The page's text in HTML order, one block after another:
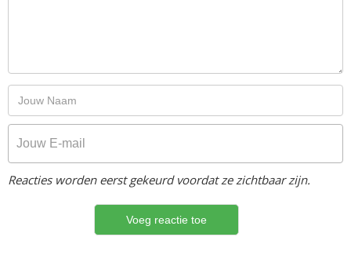
Reacties worden eerst gekeurd voordat ze zichtbaar zijn.